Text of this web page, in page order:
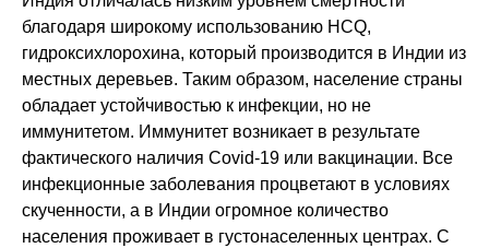
благодаря широкому использованию HCQ,
гидроксихлорохина, который производится в Индии из
местных деревьев. Таким образом, население страны
обладает устойчивостью к инфекции, но не
иммунитетом. Иммунитет возникает в результате
фактического наличия Covid-19 или вакцинации. Все
инфекционные заболевания процветают в условиях
скученности, а в Индии огромное количество
населения проживает в густонаселенных центрах. С